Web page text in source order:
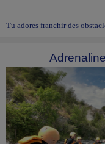
Tu adores franchir des